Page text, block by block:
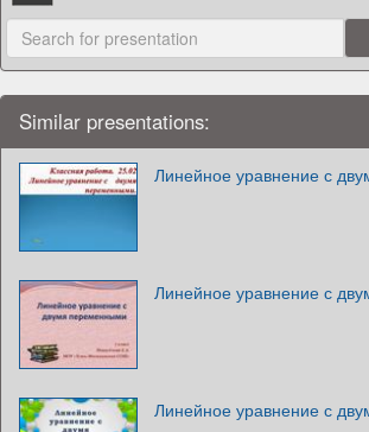
Similar presentations:
Линейное уравнение с
Линейное уравнение с
Линейное уравнение с